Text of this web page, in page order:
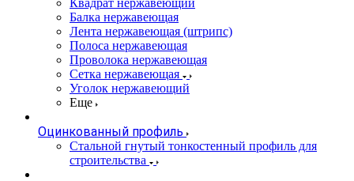
Квадрат нержавеющий
Балка нержавеющая
Лента нержавеющая (штрипс)
Полоса нержавеющая
Проволока нержавеющая
Сетка нержавеющая
Уголок нержавеющий
Еще
Оцинкованный профиль
Стальной гнутый тонкостенный профиль для
строительства